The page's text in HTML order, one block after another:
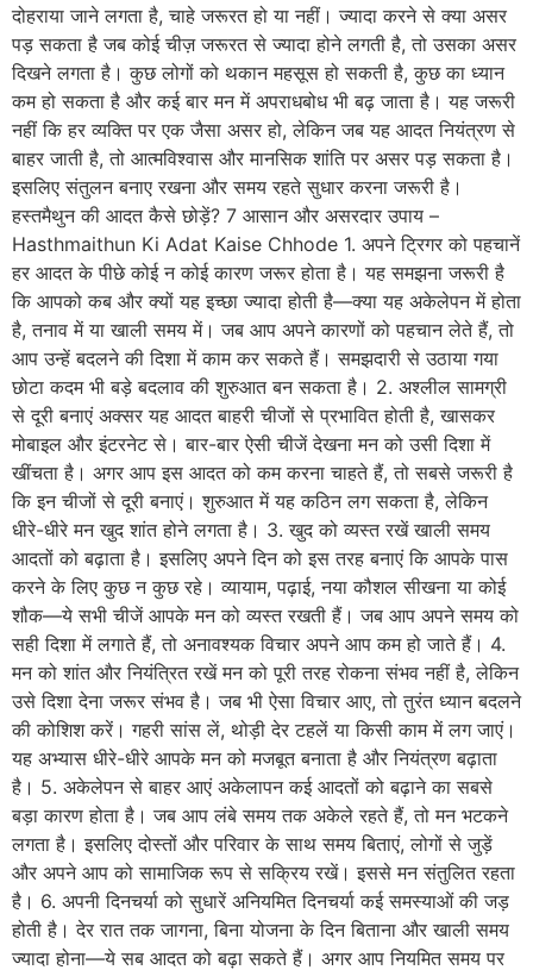
दोहराया जाने लगता है, चाहे जरूरत हो या नहीं। ज्यादा करने से क्या असर
पड़ सकता है जब कोई चीज़ जरूरत से ज्यादा होने लगती है, तो उसका असर
दिखने लगता है। कुछ लोगों को थकान महसूस हो सकती है, कुछ का ध्यान
कम हो सकता है और कई बार मन में अपराधबोध भी बढ़ जाता है। यह जरूरी
नहीं कि हर व्यक्ति पर एक जैसा असर हो, लेकिन जब यह आदत नियंत्रण से
बाहर जाती है, तो आत्मविश्वास और मानसिक शांति पर असर पड़ सकता है।
इसलिए संतुलन बनाए रखना और समय रहते सुधार करना जरूरी है।
हस्तमैथुन की आदत कैसे छोड़ें? 7 आसान और असरदार उपाय –
Hasthmaithun Ki Adat Kaise Chhode 1. अपने ट्रिगर को पहचानें
हर आदत के पीछे कोई न कोई कारण जरूर होता है। यह समझना जरूरी है
कि आपको कब और क्यों यह इच्छा ज्यादा होती है—क्या यह अकेलेपन में होता
है, तनाव में या खाली समय में। जब आप अपने कारणों को पहचान लेते हैं, तो
आप उन्हें बदलने की दिशा में काम कर सकते हैं। समझदारी से उठाया गया
छोटा कदम भी बड़े बदलाव की शुरुआत बन सकता है। 2. अश्लील सामग्री
से दूरी बनाएं अक्सर यह आदत बाहरी चीजों से प्रभावित होती है, खासकर
मोबाइल और इंटरनेट से। बार-बार ऐसी चीजें देखना मन को उसी दिशा में
खींचता है। अगर आप इस आदत को कम करना चाहते हैं, तो सबसे जरूरी है
कि इन चीजों से दूरी बनाएं। शुरुआत में यह कठिन लग सकता है, लेकिन
धीरे-धीरे मन खुद शांत होने लगता है। 3. खुद को व्यस्त रखें खाली समय
आदतों को बढ़ाता है। इसलिए अपने दिन को इस तरह बनाएं कि आपके पास
करने के लिए कुछ न कुछ रहे। व्यायाम, पढ़ाई, नया कौशल सीखना या कोई
शौक—ये सभी चीजें आपके मन को व्यस्त रखती हैं। जब आप अपने समय को
सही दिशा में लगाते हैं, तो अनावश्यक विचार अपने आप कम हो जाते हैं। 4.
मन को शांत और नियंत्रित रखें मन को पूरी तरह रोकना संभव नहीं है, लेकिन
उसे दिशा देना जरूर संभव है। जब भी ऐसा विचार आए, तो तुरंत ध्यान बदलने
की कोशिश करें। गहरी सांस लें, थोड़ी देर टहलें या किसी काम में लग जाएं।
यह अभ्यास धीरे-धीरे आपके मन को मजबूत बनाता है और नियंत्रण बढ़ाता
है। 5. अकेलेपन से बाहर आएं अकेलापन कई आदतों को बढ़ाने का सबसे
बड़ा कारण होता है। जब आप लंबे समय तक अकेले रहते हैं, तो मन भटकने
लगता है। इसलिए दोस्तों और परिवार के साथ समय बिताएं, लोगों से जुड़ें
और अपने आप को सामाजिक रूप से सक्रिय रखें। इससे मन संतुलित रहता
है। 6. अपनी दिनचर्या को सुधारें अनियमित दिनचर्या कई समस्याओं की जड़
होती है। देर रात तक जागना, बिना योजना के दिन बिताना और खाली समय
ज्यादा होना—ये सब आदत को बढ़ा सकते हैं। अगर आप नियमित समय पर